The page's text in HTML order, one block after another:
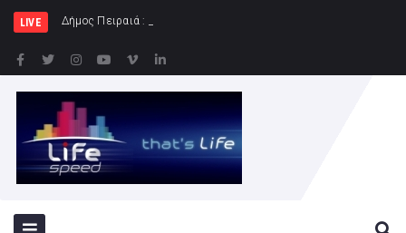
LIVE Δήμος Πειραιά : Συγκέντρωση ειδών διατρο